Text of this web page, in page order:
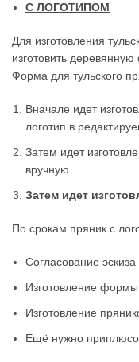
С ЛОГОТИПОМ
Для изготовления
изготовить
Форма для тульского
Вначале идет
логотип в
Затем идет
вручную
Затем идет
По срокам пряник с
Согласование
Изготовление
Изготовление
Ещё нужно